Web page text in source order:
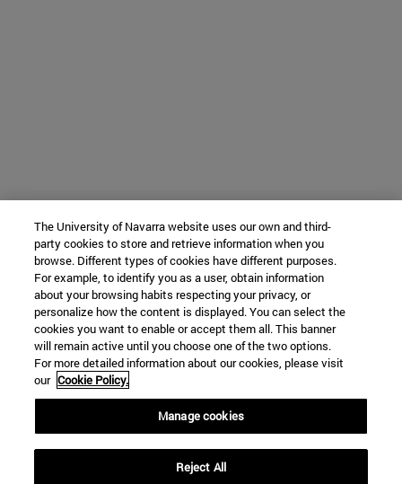
The University of Navarra website uses our own and third-
party cookies to store and retrieve information when you
browse. Different types of cookies have different purposes.
For example, to identify you as a user, obtain information
about your browsing habits respecting your privacy, or
personalize how the content is displayed. You can select the
cookies you want to enable or accept them all. This banner
will remain active until you choose one of the two options.
For more detailed information about our cookies, please visit
our Cookie Policy.
Manage cookies
Reject All